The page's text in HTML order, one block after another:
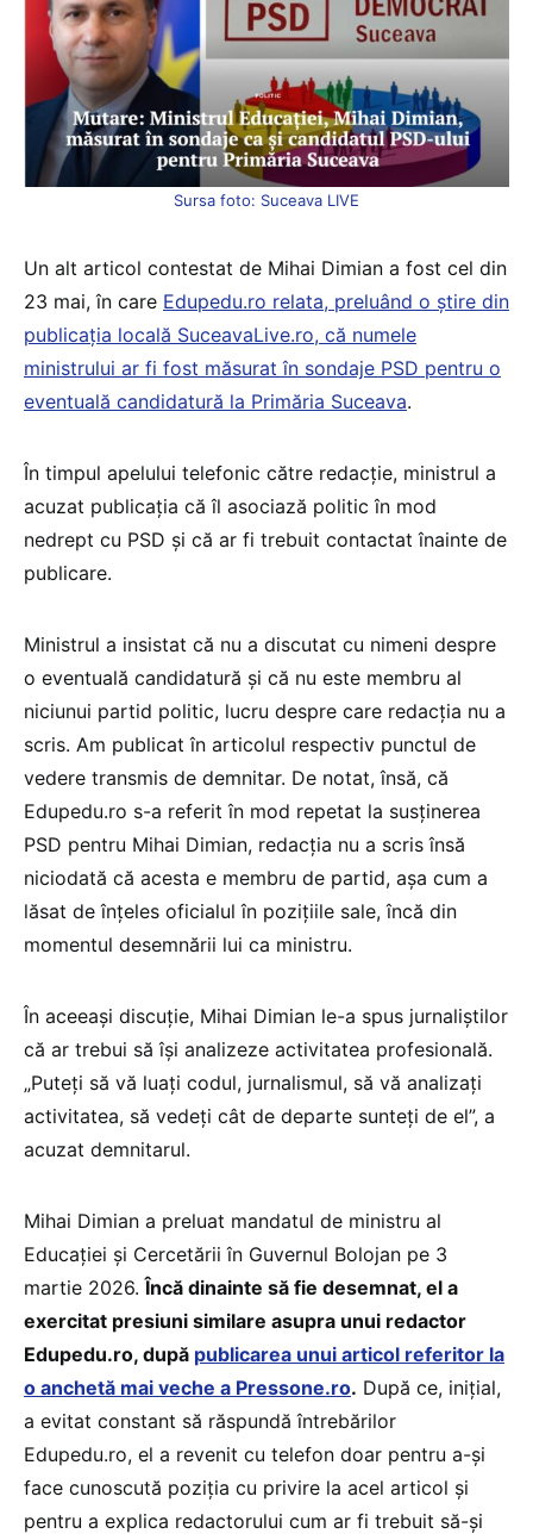
Sursa foto: Suceava LIVE
Un alt articol contestat de Mihai Dimian a fost cel din
23 mai, în care Edupedu.ro relata, preluând o știre din
publicația locală SuceavaLive.ro, că numele
ministrului ar fi fost măsurat în sondaje PSD pentru o
eventuală candidatură la Primăria Suceava.
În timpul apelului telefonic către redacție, ministrul a
acuzat publicația că îl asociază politic în mod
nedrept cu PSD și că ar fi trebuit contactat înainte de
publicare.
Ministrul a insistat că nu a discutat cu nimeni despre
o eventuală candidatură și că nu este membru al
niciunui partid politic, lucru despre care redacția nu a
scris. Am publicat în articolul respectiv punctul de
vedere transmis de demnitar. De notat, însă, că
Edupedu.ro s-a referit în mod repetat la susținerea
PSD pentru Mihai Dimian, redacția nu a scris însă
niciodată că acesta e membru de partid, așa cum a
lăsat de înțeles oficialul în pozițiile sale, încă din
momentul desemnării lui ca ministru.
În aceeași discuție, Mihai Dimian le-a spus jurnaliștilor
că ar trebui să își analizeze activitatea profesională.
„Puteți să vă luați codul, jurnalismul, să vă analizați
activitatea, să vedeți cât de departe sunteți de el”, a
acuzat demnitarul.
Mihai Dimian a preluat mandatul de ministru al
Educației și Cercetării în Guvernul Bolojan pe 3
martie 2026.Încă dinainte să fie desemnat, el a
exercitat presiuni similare asupra unui redactor
Edupedu.ro, după publicarea unui articol referitor la
o anchetă mai veche a Pressone.ro. După ce, inițial,
a evitat constant să răspundă întrebărilor
Edupedu.ro, el a revenit cu telefon doar pentru a-și
face cunoscută poziția cu privire la acel articol și
pentru a explica redactorului cum ar fi trebuit să-și